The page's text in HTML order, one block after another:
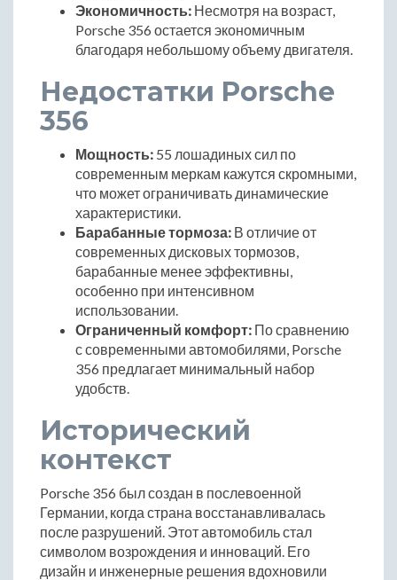
Экономичность: Несмотря на возраст,
Porsche 356 остается экономичным
благодаря небольшому объему двигателя.
Недостатки Porsche
356
Мощность: 55 лошадиных сил по
современным меркам кажутся скромными,
что может ограничивать динамические
характеристики.
Барабанные тормоза: В отличие от
современных дисковых тормозов,
барабанные менее эффективны,
особенно при интенсивном
использовании.
Ограниченный комфорт: По сравнению
с современными автомобилями, Porsche
356 предлагает минимальный набор
удобств.
Исторический
контекст
Porsche 356 был создан в послевоенной
Германии, когда страна восстанавливалась
после разрушений. Этот автомобиль стал
символом возрождения и инноваций. Его
дизайн и инженерные решения вдохновили